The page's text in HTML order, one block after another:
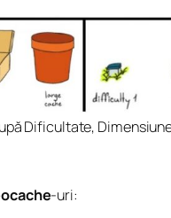
Dificultate,
-uri: